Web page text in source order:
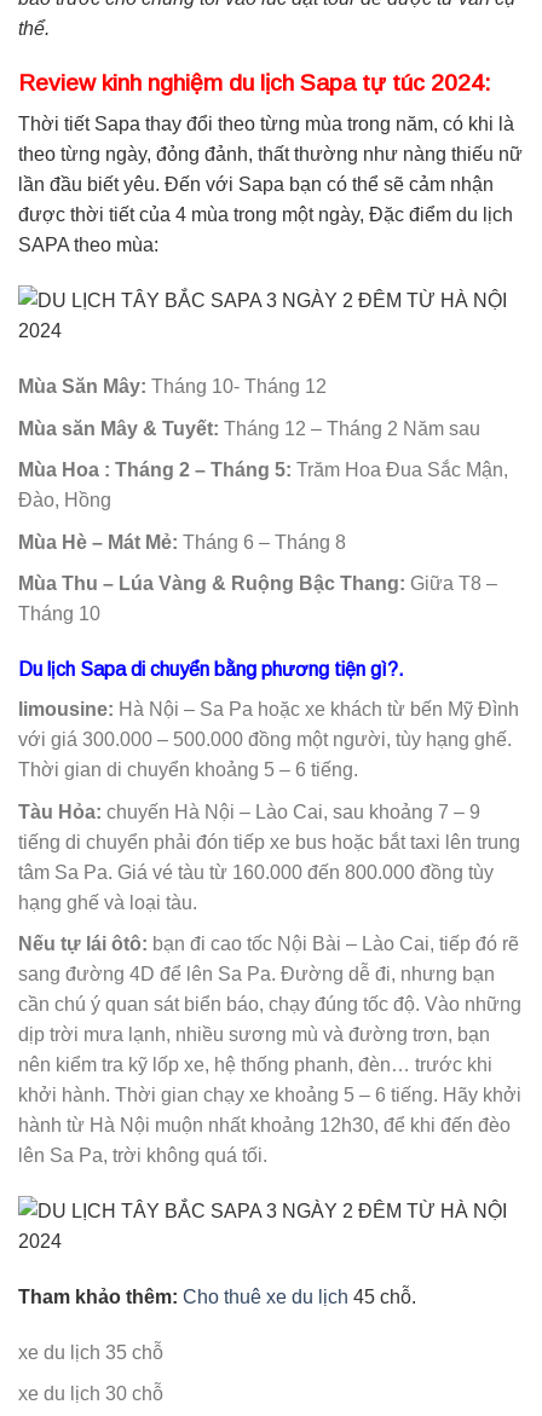
thể.
Review kinh nghiệm du lịch Sapa tự túc 2024:
Thời tiết Sapa thay đổi theo từng mùa trong năm, có khi là
theo từng ngày, đỏng đảnh, thất thường như nàng thiếu nữ
lần đầu biết yêu. Đến với Sapa bạn có thể sẽ cảm nhận
được thời tiết của 4 mùa trong một ngày, Đặc điểm du lịch
SAPA theo mùa:
Mùa Săn Mây: Tháng 10- Tháng 12
Mùa săn Mây & Tuyết: Tháng 12 – Tháng 2 Năm sau
Mùa Hoa : Tháng 2 – Tháng 5: Trăm Hoa Đua Sắc Mận,
Đào, Hồng
Mùa Hè – Mát Mẻ: Tháng 6 – Tháng 8
Mùa Thu – Lúa Vàng & Ruộng Bậc Thang: Giữa T8 –
Tháng 10
Du lịch Sapa di chuyển bằng phương tiện gì?.
limousine: Hà Nội – Sa Pa hoặc xe khách từ bến Mỹ Đình
với giá 300.000 – 500.000 đồng một người, tùy hạng ghế.
Thời gian di chuyển khoảng 5 – 6 tiếng.
Tàu Hỏa: chuyến Hà Nội – Lào Cai, sau khoảng 7 – 9
tiếng di chuyển phải đón tiếp xe bus hoặc bắt taxi lên trung
tâm Sa Pa. Giá vé tàu từ 160.000 đến 800.000 đồng tùy
hạng ghế và loại tàu.
Nếu tự lái ôtô: bạn đi cao tốc Nội Bài – Lào Cai, tiếp đó rẽ
sang đường 4D để lên Sa Pa. Đường dễ đi, nhưng bạn
cần chú ý quan sát biển báo, chạy đúng tốc độ. Vào những
dịp trời mưa lạnh, nhiều sương mù và đường trơn, bạn
nên kiểm tra kỹ lốp xe, hệ thống phanh, đèn… trước khi
khởi hành. Thời gian chạy xe khoảng 5 – 6 tiếng. Hãy khởi
hành từ Hà Nội muộn nhất khoảng 12h30, để khi đến đèo
lên Sa Pa, trời không quá tối.
Tham khảo thêm: Cho thuê xe du lịch 45 chỗ.
xe du lịch 35 chỗ
xe du lịch 30 chỗ